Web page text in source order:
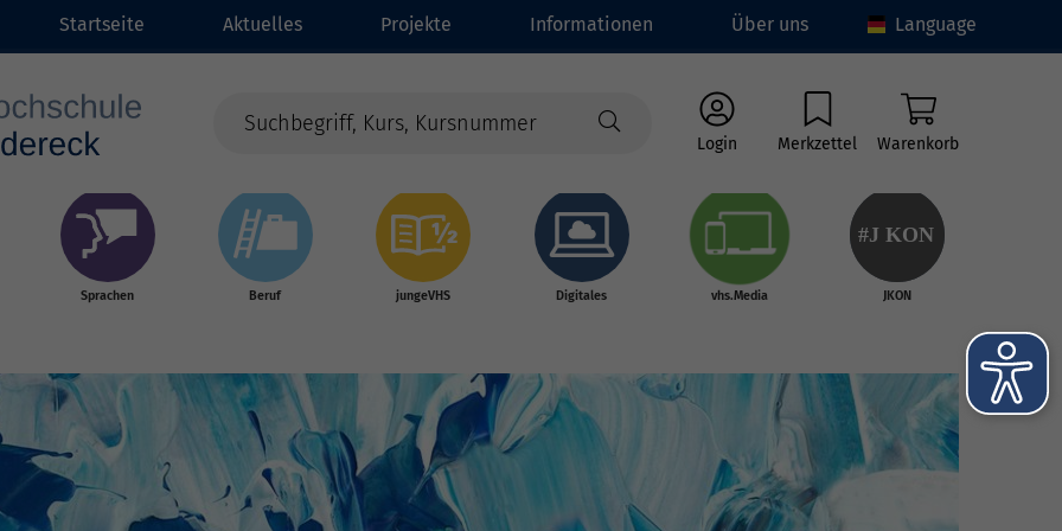
Startseite Aktuelles Projekte Informationen Über uns Language
Login Merkzettel Warenkorb
Sprachen Beruf jungeVHS Digitales vhs.Media
#J KON
JKON